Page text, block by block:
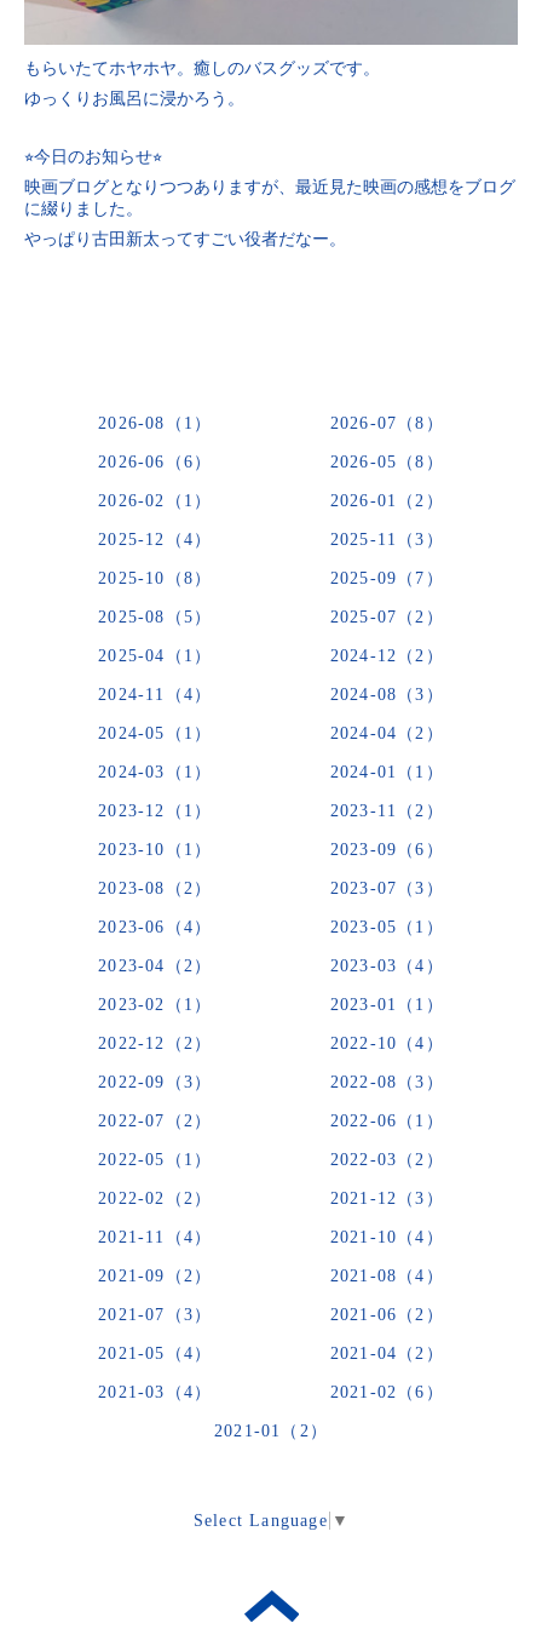
もらいたてホヤホヤ。癒しのバスグッズです。
ゆっくりお風呂に浸かろう。
⭐︎今日のお知らせ⭐︎
映画ブログとなりつつありますが、最近見た映画の感想をブログ
に綴りました。
やっぱり古田新太ってすごい役者だなー。
2026-08（1） 2026-07（8）
2026-06（6） 2026-05（8）
2026-02（1） 2026-01（2）
2025-12（4） 2025-11（3）
2025-10（8） 2025-09（7）
2025-08（5） 2025-07（2）
2025-04（1） 2024-12（2）
2024-11（4） 2024-08（3）
2024-05（1） 2024-04（2）
2024-03（1） 2024-01（1）
2023-12（1） 2023-11（2）
2023-10（1） 2023-09（6）
2023-08（2） 2023-07（3）
2023-06（4） 2023-05（1）
2023-04（2） 2023-03（4）
2023-02（1） 2023-01（1）
2022-12（2） 2022-10（4）
2022-09（3） 2022-08（3）
2022-07（2） 2022-06（1）
2022-05（1） 2022-03（2）
2022-02（2） 2021-12（3）
2021-11（4） 2021-10（4）
2021-09（2） 2021-08（4）
2021-07（3） 2021-06（2）
2021-05（4） 2021-04（2）
2021-03（4） 2021-02（6）
2021-01（2）
Select Language ▼